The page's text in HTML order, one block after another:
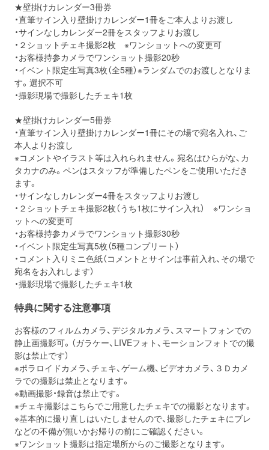
★壁掛けカレンダー3冊券
・直筆サイン入り壁掛けカレンダー1冊をご本人よりお渡し
・サインなしカレンダー2冊をスタッフよりお渡し
・２ショットチェキ撮影2枚 ※ワンショットへの変更可
・お客様持参カメラでワンショット撮影20秒
・イベント限定生写真3枚（全5種）※ランダムでのお渡しとなりま
す。選択不可
・撮影現場で撮影したチェキ1枚
★壁掛けカレンダー5冊券
・直筆サイン入り壁掛けカレンダー1冊にその場で宛名入れ、ご
本人よりお渡し
※コメントやイラスト等は入れられません。宛名はひらがな、カ
タカナのみ。ペンはスタッフが準備したペンをご使用いただき
ます。
・サインなしカレンダー4冊をスタッフよりお渡し
・２ショットチェキ撮影2枚（うち1枚にサイン入れ）
※ワンショ
ットへの変更可
・お客様持参カメラでワンショット撮影30秒
・イベント限定生写真5枚（5種コンプリート）
・コメント入りミニ色紙（コメントとサインは事前入れ、その場で
宛名をお入れします）
・撮影現場で撮影したチェキ1枚
特典に関する注意事項
お客様のフィルムカメラ、デジタルカメラ、スマートフォンでの
静止画撮影可。（ガラケー、LIVEフォト、モーションフォトでの撮
影は禁止です）
※ポラロイドカメラ、チェキ、ゲーム機、ビデオカメラ、３Ｄカメ
ラでの撮影は禁止となります。
※動画撮影・録音は禁止です。
※チェキ撮影はこちらでご用意したチェキでの撮影となります。
※基本的に撮り直しはいたしませんので、撮影したチェキにブレ
などの不備が無いかお帰りの前にご確認ください。
※ワンショット撮影は指定場所からのご撮影となります。